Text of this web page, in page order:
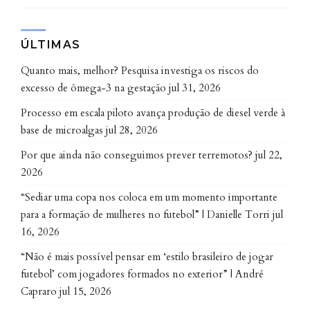
computacionais possuem um papel determinante, é
preciso ter em mente quelearning analytics
sobretudo, de educação. A concepção e aplicação da
análise de dados educacionais não deve levar em
consideração apenas os interesses que as regem, mas,
e principalmente, as teorias pedagógicas que as
teorias, além de possibilitar o entendimento dos
fenômenos de aprendizagem e contribuir com uma
melhor interpretação dos dados da educação,
possibilitam que os resultados da learning analytics
sejam usados para sugerir os princípios que guiam a
criação ou aperfeiçoamento dos ambientes
ÚLTIMAS
Quanto mais, melhor? Pesquisa investiga os riscos do
excesso de ômega-3 na gestação jul 31, 2026
Processo em escala piloto avança produção de diesel verde à
base de microalgas jul 28, 2026
Por que ainda não conseguimos prever terremotos? jul 22,
2026
“Sediar uma copa nos coloca em um momento importante
para a formação de mulheres no futebol” | Danielle Torri jul
16, 2026
“Não é mais possível pensar em ‘estilo brasileiro de jogar
futebol’ com jogadores formados no exterior” | André
Capraro jul 15, 2026